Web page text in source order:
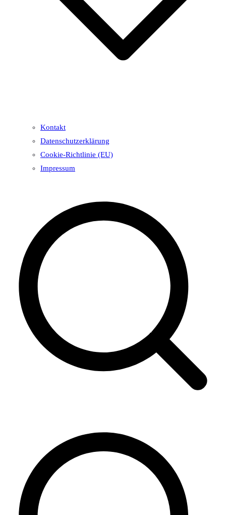
Kontakt
Datenschutzerklärung
Cookie-Richtlinie (EU)
Impressum